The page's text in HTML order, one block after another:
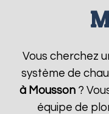
Vous cherchez
système de
à Mousson ?
équipe de